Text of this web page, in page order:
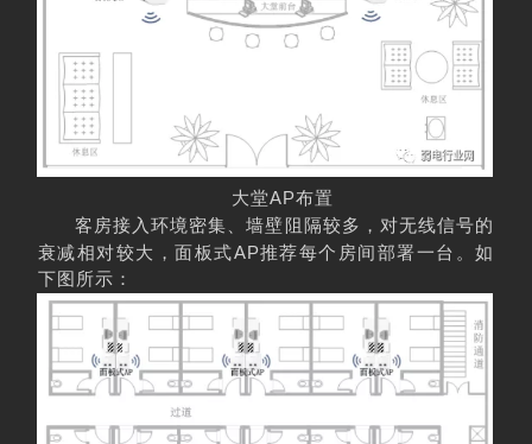
大堂AP布置
客房接入环境密集、墙壁阻隔较多，对无线信号的
衰减相对较大，面板式AP推荐每个房间部署一台。如
下图所示：